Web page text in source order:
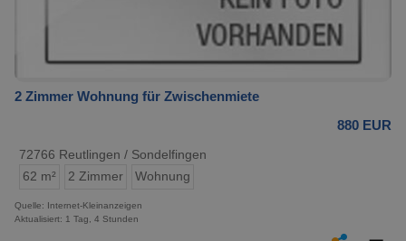
2 Zimmer Wohnung für Zwischenmiete
880 EUR
72766 Reutlingen / Sondelfingen
62 m²
2 Zimmer Wohnung
Quelle: Internet-Kleinanzeigen
Aktualisiert: 1 Tag, 4 Stunden